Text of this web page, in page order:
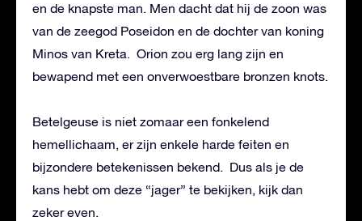
en de knapste man. Men dacht dat hij de zoon was
van de zeegod Poseidon en de dochter van koning
Minos van Kreta. Orion zou erg lang zijn en
bewapend met een onverwoestbare bronzen knots.
Betelgeuse is niet zomaar een fonkelend
hemellichaam, er zijn enkele harde feiten en
bijzondere betekenissen bekend. Dus als je de
kans hebt om deze “jager” te bekijken, kijk dan
zeker even.